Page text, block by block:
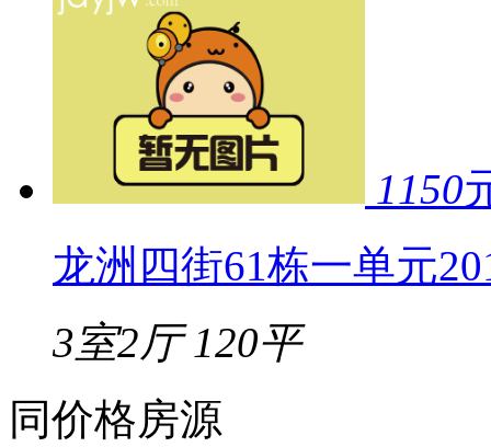
1150
龙洲四街61栋一单元
3室2厅 120平
同价格房源